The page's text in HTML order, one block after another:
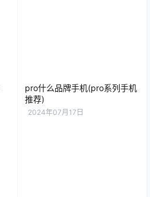
pro什么品牌手机(pro系列手机
推荐)
2024年07月17日